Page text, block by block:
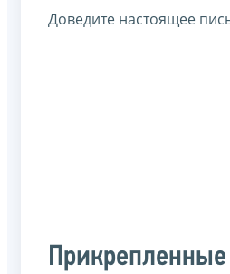
Доведите настоящее